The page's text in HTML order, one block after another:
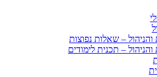
– שאלות נפוצות
– תכנית לימודים